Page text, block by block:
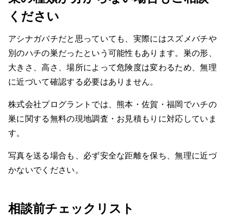
ください
アシナガバチだと思っていても、実際にはスズメバチや
別のハチの巣だったという可能性もあります。巣の形、
大きさ、高さ、場所によって危険度は変わるため、無理
に近づいて確認する必要はありません。
株式会社プログラントでは、熊本・佐賀・福岡でハチの
巣に関する無料の現地調査・お見積もりに対応していま
す。
写真を送る場合も、必ず安全な距離を保ち、無理に近づ
かないでください。
相談前チェックリスト